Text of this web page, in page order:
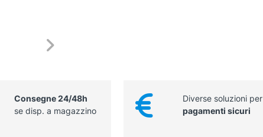
Consegne 24/48h
se disp. a magazzino
Diverse soluzioni per
pagamenti sicuri